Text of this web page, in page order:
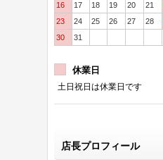
16
17 18 19 20 21
23
24 25 26 27 28
30
31
休業日
土日祝日は休業日です
店長プロフィール